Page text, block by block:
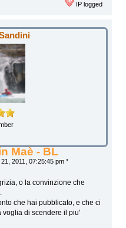
IP logged
Maè - BL
2011, 07:25:45 pm *
o la convinzione che
che hai pubblicato, e che ci
voglia di scendere il piu'